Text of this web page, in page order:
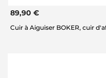
89,90 €
Cuir à Aiguiser BOKER, cuir